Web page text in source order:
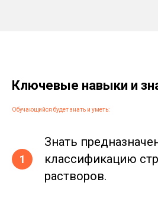
Ключевые навыки и
Обучающийся будет знать и уметь:
Знать
классификацию
растворов.